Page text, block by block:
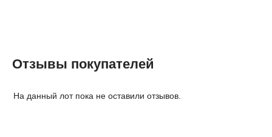
Отзывы покупателей
На данный лот пока не оставили отзывов.